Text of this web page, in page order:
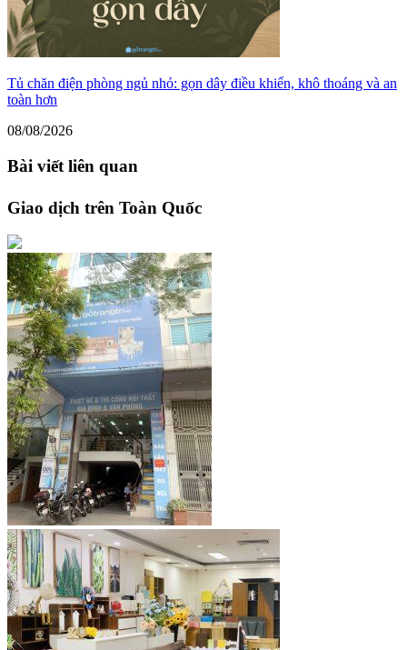
Tủ chăn điện phòng ngủ nhỏ: gọn dây điều khiển, khô thoáng và an
toàn hơn
08/08/2026
Bài viết liên quan
Giao dịch trên Toàn Quốc